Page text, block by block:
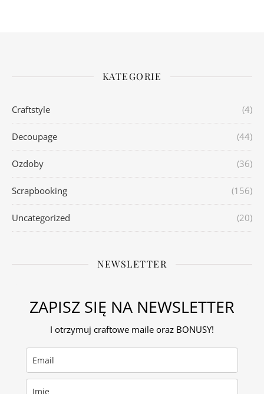
KATEGORIE
Craftstyle (4)
Decoupage (44)
Ozdoby (36)
Scrapbooking (156)
Uncategorized (20)
NEWSLETTER
ZAPISZ SIĘ NA NEWSLETTER
I otrzymuj craftowe maile oraz BONUSY!